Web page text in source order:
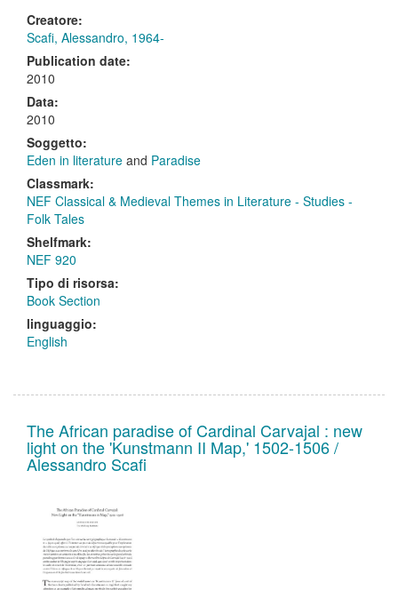
Creatore:
Scafi, Alessandro, 1964-
Publication date:
2010
Data:
2010
Soggetto:
Eden in literature and Paradise
Classmark:
NEF Classical & Medieval Themes in Literature - Studies -
Folk Tales
Shelfmark:
NEF 920
Tipo di risorsa:
Book Section
linguaggio:
English
The African paradise of Cardinal Carvajal : new
light on the 'Kunstmann II Map,' 1502-1506 /
Alessandro Scafi